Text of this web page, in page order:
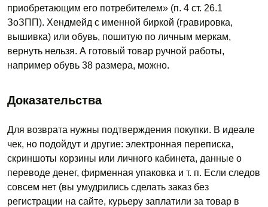
приобретающим его потребителем» (п. 4 ст. 26.1
ЗоЗПП). Хендмейд с именной биркой (гравировка,
вышивка) или обувь, пошитую по личным меркам,
вернуть нельзя. А готовый товар ручной работы,
например обувь 38 размера, можно.
Доказательства
Для возврата нужны подтверждения покупки. В идеале
чек, но подойдут и другие: электронная переписка,
скриншоты корзины или личного кабинета, данные о
переводе денег, фирменная упаковка и т. п. Если следов
совсем нет (вы умудрились сделать заказ без
регистрации на сайте, курьеру заплатили за товар в